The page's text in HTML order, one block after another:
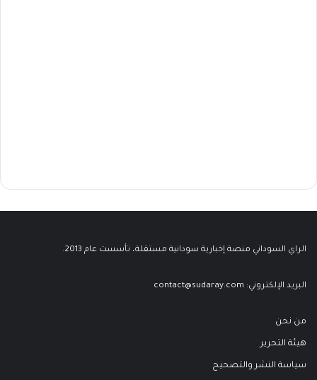
الراي السوداني منصة إخبارية سودانية مستقلة، تأسست عام 2013.
البريد الإلكتروني: contact@sudaray.com
من نحن
هيئة التحرير
سياسة النشر والتصحيح